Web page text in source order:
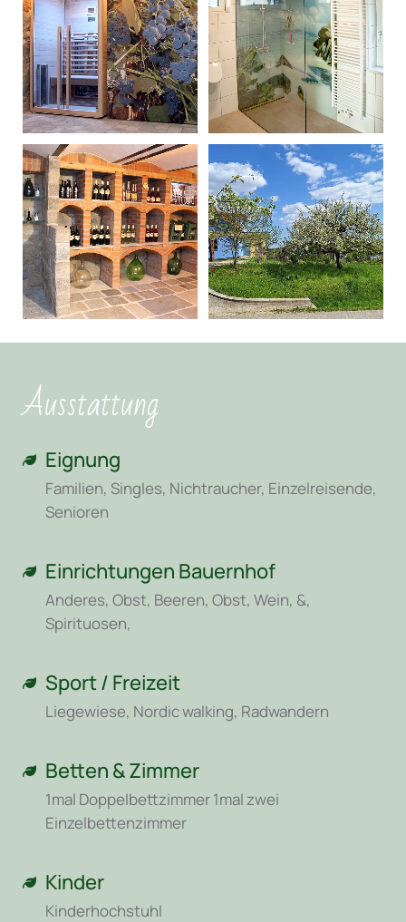
Ausstattung
Eignung
Familien, Singles, Nichtraucher, Einzelreisende,
Senioren
Einrichtungen Bauernhof
Anderes, Obst, Beeren, Obst, Wein, &,
Spirituosen,
Sport / Freizeit
Liegewiese, Nordic walking, Radwandern
Betten & Zimmer
1mal Doppelbettzimmer 1mal zwei
Einzelbettenzimmer
Kinder
Kinderhochstuhl